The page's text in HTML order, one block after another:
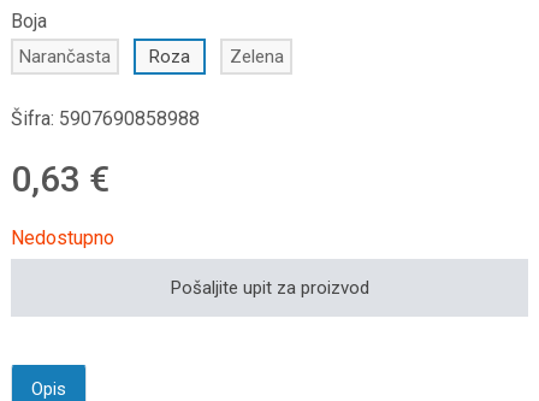
Boja
Narančasta Roza Zelena
Šifra: 5907690858988
0,63 €
Nedostupno
Pošaljite upit za proizvod
Opis